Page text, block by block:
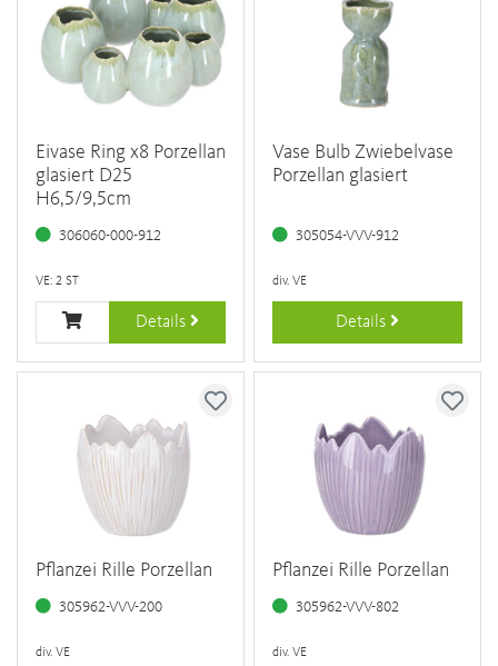
Eivase Ring x8 Porzellan
glasiert D25
H6,5/9,5cm
306060-000-912
VE: 2 ST
Details
Vase Bulb Zwiebelvase
Porzellan glasiert
305054-VVV-912
div. VE
Details
Pflanzei Rille Porzellan
305962-VVV-200
div. VE
Pflanzei Rille Porzellan
305962-VVV-802
div. VE